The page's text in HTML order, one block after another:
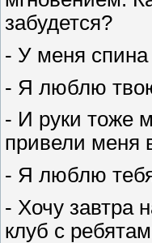
забудется?
- У меня спина
- Я люблю
- И руки тоже
привели меня
- Я люблю
- Хочу завтра
клуб с